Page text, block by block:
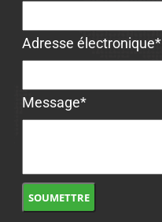
Email*
Adresse électronique*
Message*
SOUMETTRE